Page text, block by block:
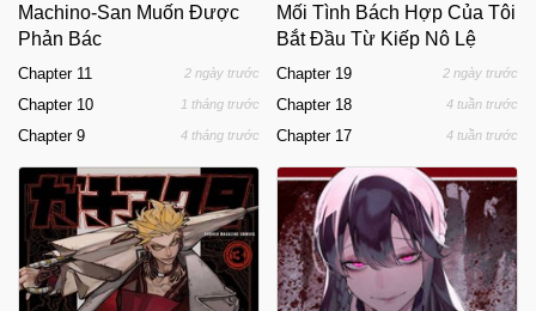
Machino-San Muốn Được
Phản Bác
Chapter 11 2 ngày trước
Chapter 10 1 tháng trước
Chapter 9 4 tháng trước
Mối Tình Bách Hợp Của Tôi
Bắt Đầu Từ Kiếp Nô Lệ
Chapter 19 2 ngày trước
Chapter 18 4 tuần trước
Chapter 17 4 tuần trước